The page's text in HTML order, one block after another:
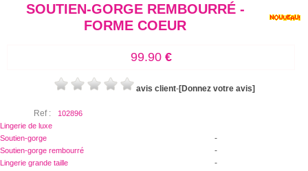
SOUTIEN-GORGE REMBOURRÉ -
FORME COEUR
99.90€
avis client-[Donnez votre avis]
Ref :
102896
Lingerie de luxe
-
Soutien-gorge
-
Soutien-gorge rembourré
-
Lingerie grande taille